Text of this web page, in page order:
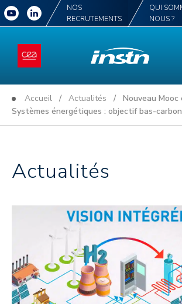
NOS
RECRUTEMENTS
QUI
NOUS ?
Accueil / Actualités / Nouveau Mooc
Systèmes énergétiques : objectif bas-
Actualités